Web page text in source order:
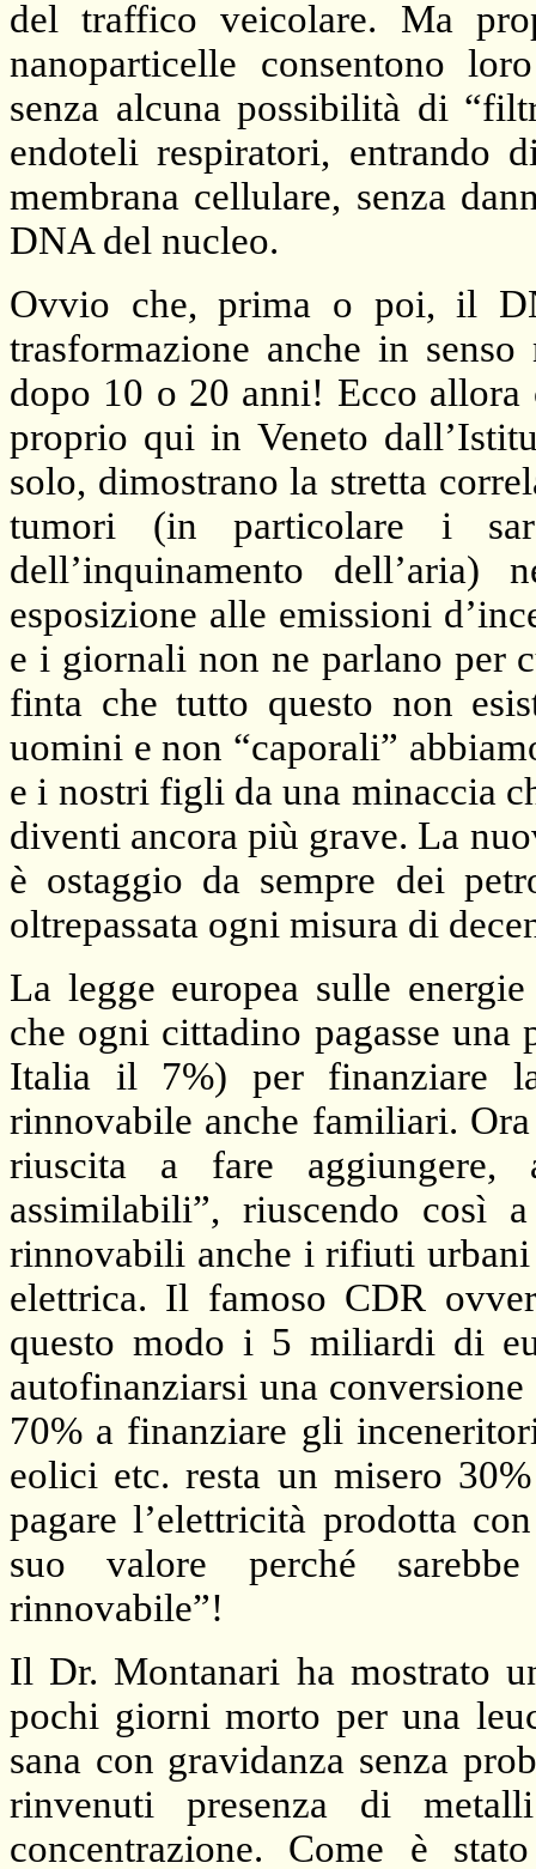
del traffico veicolare. Ma
nanoparticelle consentono
senza alcuna possibilità di
endoteli respiratori, entrando
membrana cellulare, senza
DNA del nucleo.
Ovvio che, prima o poi, il
trasformazione anche in
dopo 10 o 20 anni! Ecco
proprio qui in Veneto
solo, dimostrano la stretta
tumori (in particolare i
dell’inquinamento
esposizione alle emissioni
e i giornali non ne parlano
finta che tutto questo non
uomini e non “caporali”
e i nostri figli da una minaccia
diventi ancora più grave. La
è ostaggio da sempre dei
oltrepassata ogni misura di
La legge europea sulle
che ogni cittadino pagasse una
Italia il 7%) per finanziare
rinnovabile anche familiari.
riuscita a fare
assimilabili”, riuscendo così
rinnovabili anche i rifiuti
elettrica. Il famoso CDR
questo modo i 5 miliardi di
autofinanziarsi una
70% a finanziare gli
eolici etc. resta un misero
pagare l’elettricità prodotta
suo valore perché
rinnovabile”!
Il Dr. Montanari ha mostrato
pochi giorni morto per una
sana con gravidanza senza
rinvenuti presenza di
concentrazione. Come è